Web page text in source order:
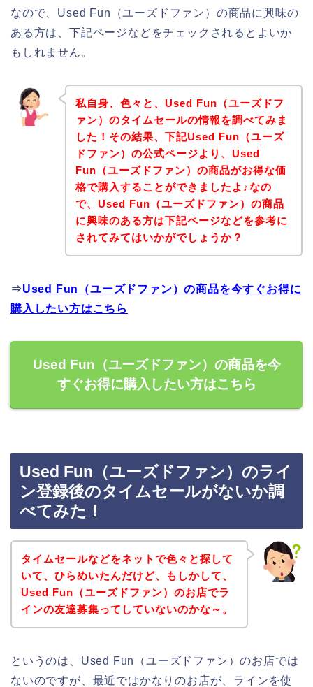
なので、Used Fun（ユーズドファン）の商品に興味の
ある方は、下記ページなどをチェックされるとよいか
もしれません。
私自身、色々と、Used Fun（ユーズドフ
ァン）のタイムセールの情報を調べてみま
した！その結果、下記Used Fun（ユーズ
ドファン）の公式ページより、Used
Fun（ユーズドファン）の商品がお得な価
格で購入することができましたよ♪なの
で、Used Fun（ユーズドファン）の商品
に興味のある方は下記ページなどを参考に
されてみてはいかがでしょうか？
⇒Used Fun（ユーズドファン）の商品を今すぐお得に
購入したい方はこちら
Used Fun（ユーズドファン）の商品を今
すぐお得に購入したい方はこちら
Used Fun（ユーズドファン）のライ
ン登録後のタイムセールがないか調
べてみた！
タイムセールなどをネットで色々と探して
いて、ひらめいたんだけど、もしかして、
Used Fun（ユーズドファン）のお店でラ
インの友達募集ってしていないのかな～。
というのは、Used Fun（ユーズドファン）のお店では
ないのですが、最近ではかなりのお店が、ラインを使